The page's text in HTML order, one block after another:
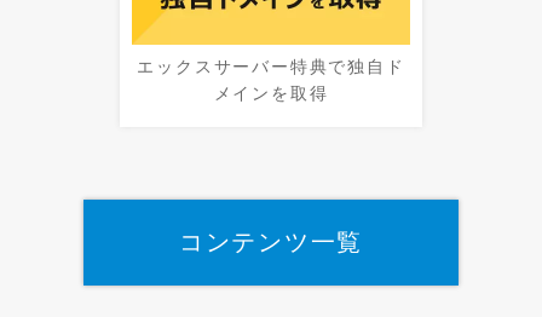
エックスサーバー特典で独自ド
メインを取得
コンテンツ一覧